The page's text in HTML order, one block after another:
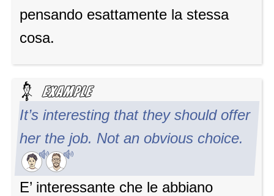
pensando esattamente la stessa
cosa.
It’s interesting that they should offer
her the job. Not an obvious choice.
E’ interessante che le abbiano